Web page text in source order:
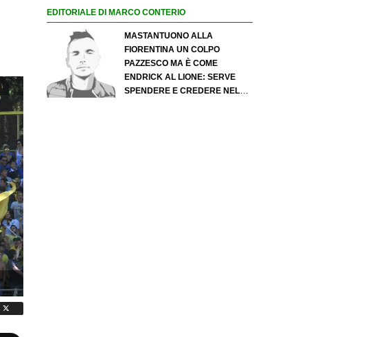
EDITORIALE DI MARCO CONTERIO
MASTANTUONO ALLA
FIORENTINA UN COLPO
PAZZESCO MA È COME
ENDRICK AL LIONE: SERVE
SPENDERE E CREDERE NELLO